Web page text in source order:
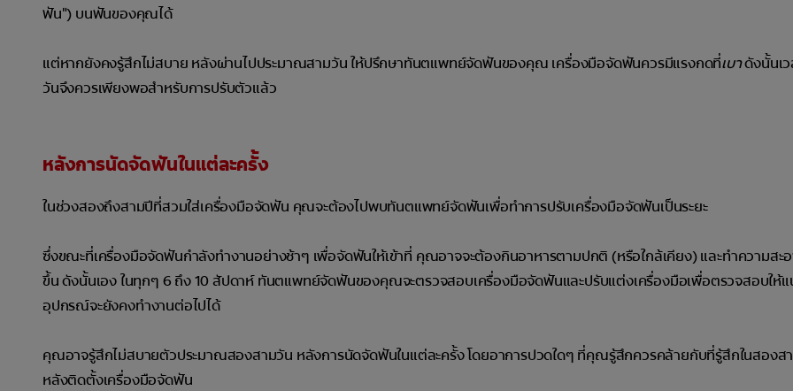
ฟัน") บนฟันของคุณได้
แต่หากยังคงรู้สึกไม่สบาย หลังผ่านไปประมาณสามวัน ให้ปรึกษาทันตแพทย์จัดฟันของคุณ เครื่องมือจัดฟันควรมีแรงกดที่เบาดังนั้นเ
วันจึงควรเพียงพอสำหรับการปรับตัวแล้ว
หลังการนัดจัดฟันในแต่ละครั้ง
ในช่วงสองถึงสามปีที่สวมใส่เครื่องมือจัดฟัน คุณจะต้องไปพบทันตแพทย์จัดฟันเพื่อทำการปรับเครื่องมือจัดฟันเป็นระยะ
ซึ่งขณะที่เครื่องมือจัดฟันกำลังทำงานอย่างช้าๆ เพื่อจัดฟันให้เข้าที่ คุณอาจจะต้องกินอาหารตามปกติ (หรือใกล้เคียง) และทำความสะ
ขึ้น ดังนั้นเอง ในทุกๆ 6 ถึง 10 สัปดาห์ ทันตแพทย์จัดฟันของคุณจะตรวจสอบเครื่องมือจัดฟันและปรับแต่งเครื่องมือเพื่อตรวจสอบให้แ
อุปกรณ์จะยังคงทำงานต่อไปได้
คุณอาจรู้สึกไม่สบายตัวประมาณสองสามวัน หลังการนัดจัดฟันในแต่ละครั้ง โดยอาการปวดใดๆ ที่คุณรู้สึกควรคล้ายกับที่รู้สึกในสองส
หลังติดตั้งเครื่องมือจัดฟัน